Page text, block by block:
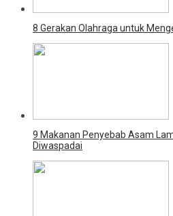
8 Gerakan Olahraga untuk
9 Makanan Penyebab Asam
Diwaspadai